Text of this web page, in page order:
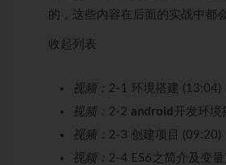
的，这些内容在后面的实战中都
收起列表
视频： 2-1 环境搭建 (13:04)
视频： 2-2 android 开发环境
视频： 2-3 创建项目 (09:20)
视频： 2-4 ES6之简介及变